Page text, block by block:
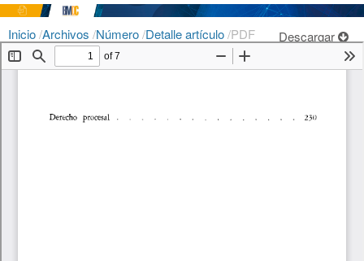
Inicio/Archivos /Número/Detalle artículo/PDF Descargar